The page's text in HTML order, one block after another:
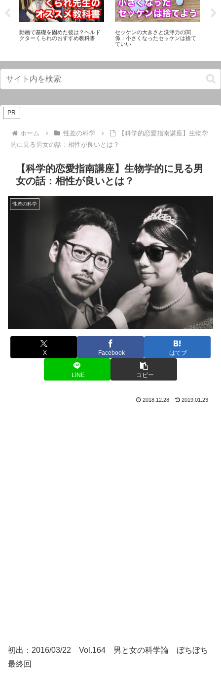
動画で基礎を固めた後は？ヘルド
クターくられのおすすめ教科書
セッケンの大きさと洗浄力の関
係：小さくなったセッケンは捨て
ていい
PR
ホーム 性差の科学
【科学的恋愛指南講座】生物学
的に見る男女の話：相性が良いとは？
【科学的恋愛指南講座】生物学的に見る男
女の話：相性が良いとは？
性差の科学
X Facebook はてブ
LINE コピー
2018.12.28 2019.01.23
初出：2016/03/22 Vol.164 男と女の科学論 ぼちぼち
最終回